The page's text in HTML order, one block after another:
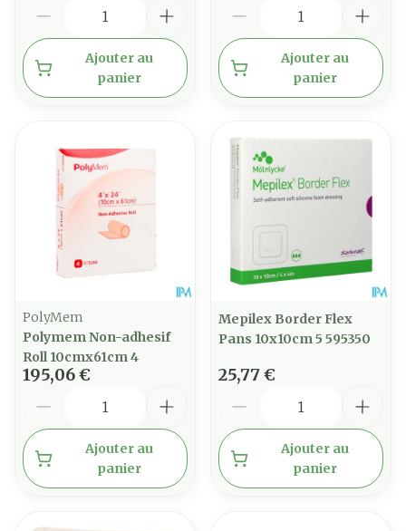
Ajouter au
panier
Ajouter au
panier
PolyMem
Polymem Non-adhesif
Roll 10cmx61cm 4
195,06 €
Ajouter au
panier
Mepilex Border Flex
Pans 10x10cm 5 595350
25,77 €
Ajouter au
panier